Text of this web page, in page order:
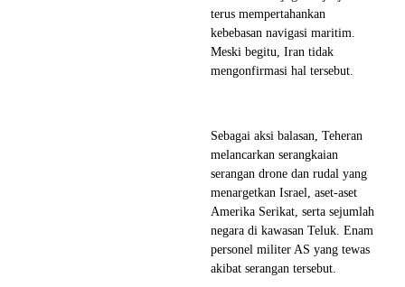
terus mempertahankan
kebebasan navigasi maritim.
Meski begitu, Iran tidak
mengonfirmasi hal tersebut.
Sebagai aksi balasan, Teheran
melancarkan serangkaian
serangan drone dan rudal yang
menargetkan Israel, aset-aset
Amerika Serikat, serta sejumlah
negara di kawasan Teluk. Enam
personel militer AS yang tewas
akibat serangan tersebut.